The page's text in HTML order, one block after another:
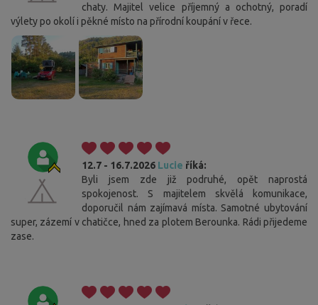
chaty. Majitel velice příjemný a ochotný, poradí
výlety po okolí i pěkné místo na přírodní koupání v řece.
12.7 - 16.7.2026 Lucie říká:
Byli jsem zde již podruhé, opět naprostá
spokojenost. S majitelem skvělá komunikace,
doporučil nám zajímavá místa. Samotné ubytování
super, zázemí v chatičce, hned za plotem Berounka. Rádi přijedeme
zase.